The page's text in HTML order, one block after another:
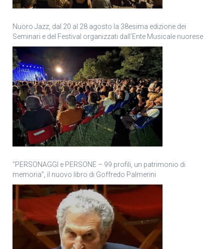
Nuoro Jazz, dal 20 al 28 agosto la 38esima edizione dei
Seminari e del Festival organizzati dall’Ente Musicale nuorese
“PERSONAGGI e PERSONE – 99 profili, un patrimonio di
memoria”, il nuovo libro di Goffredo Palmerini